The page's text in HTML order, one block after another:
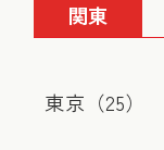
関東
東京（25）